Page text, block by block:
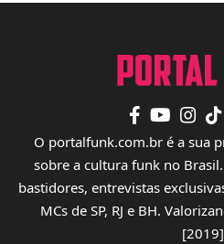
O portalfunk.com.br é a sua
sobre a cultura funk no
bastidores, entrevistas
MCs de SP, RJ e BH.